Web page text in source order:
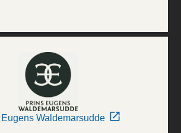
Waldemarsudde